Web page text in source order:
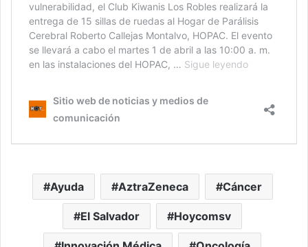
Ayuda AztraZeneca Cáncer
El Salvador Hoycomsv